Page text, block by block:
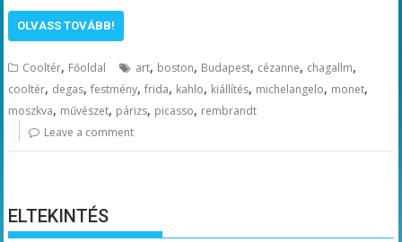
OLVASS TOVÁBB!
Cooltér, Főoldal art, boston, Budapest, cézanne, chagallm,
cooltér, degas,festmény,frida, kahlo, kiállítés, michelangelo, monet,
moszkva, művészet, párizs, picasso, rembrandt
Leave a comment
ELTEKINTÉS